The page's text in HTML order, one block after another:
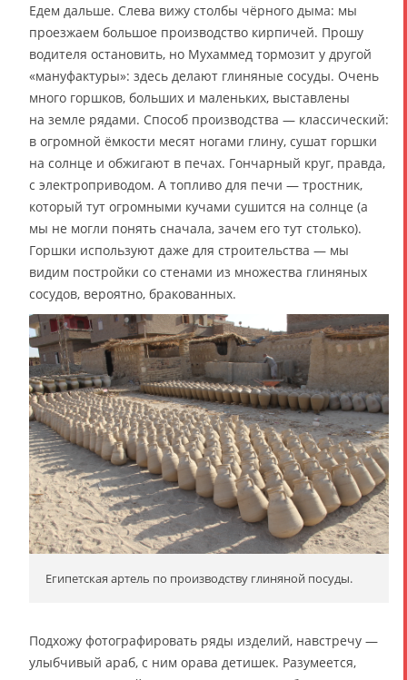
Едем дальше. Слева вижу столбы чёрного дыма: мы
проезжаем большое производство кирпичей. Прошу
водителя остановить, но Мухаммед тормозит у другой
«мануфактуры»: здесь делают глиняные сосуды. Очень
много горшков, больших и маленьких, выставлены
на земле рядами. Способ производства — классический:
в огромной ёмкости месят ногами глину, сушат горшки
на солнце и обжигают в печах. Гончарный круг, правда,
с электроприводом. А топливо для печи — тростник,
который тут огромными кучами сушится на солнце (а
мы не могли понять сначала, зачем его тут столько).
Горшки используют даже для строительства — мы
видим постройки со стенами из множества глиняных
сосудов, вероятно, бракованных.
Египетская артель по производству глиняной посуды.
Подхожу фотографировать ряды изделий, навстречу —
улыбчивый араб, с ним орава детишек. Разумеется,